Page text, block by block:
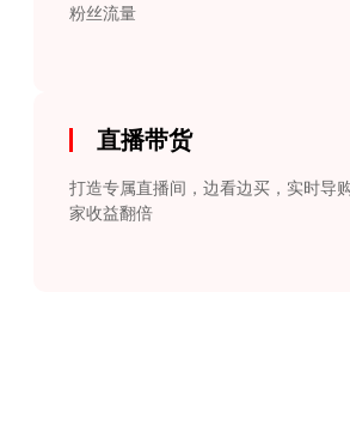
粉丝流量
直播带货
打造专属直播间，边看边买，实时导
家收益翻倍